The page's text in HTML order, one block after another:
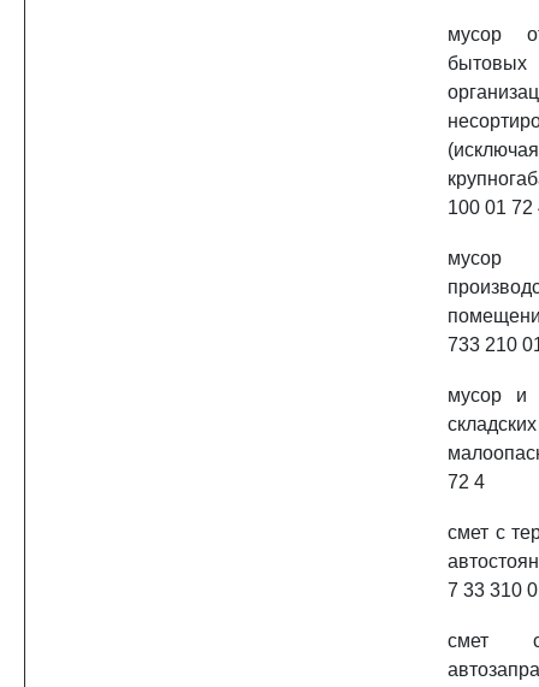
мусор
(исключая
100 01 72
733 210
мусор и
72 4
смет с
7 33 310
смет с